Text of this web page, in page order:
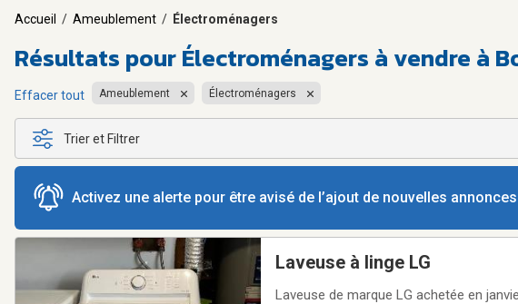
Accueil / Ameublement / Électroménagers
Résultats pourÉlectroménagers à vendre à
Effacer tout Ameublement Électroménagers
Trier et Filtrer
Activez une alerte pour être avisé de l’ajout de nouvelles annonces
Laveuse à linge LG
Laveuse de marque LG achetée en